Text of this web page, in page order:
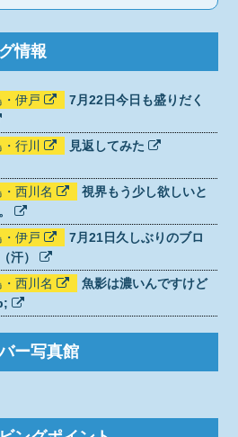
情報
・伊戸
7月22日今日も盛りだく
・行川 見返してみた
・西川名
視界もう少し欲しいと
・伊戸
7月21日久しぶりのブロ
汗）
・西川名
魚影は濃いんですけど
ー写真館